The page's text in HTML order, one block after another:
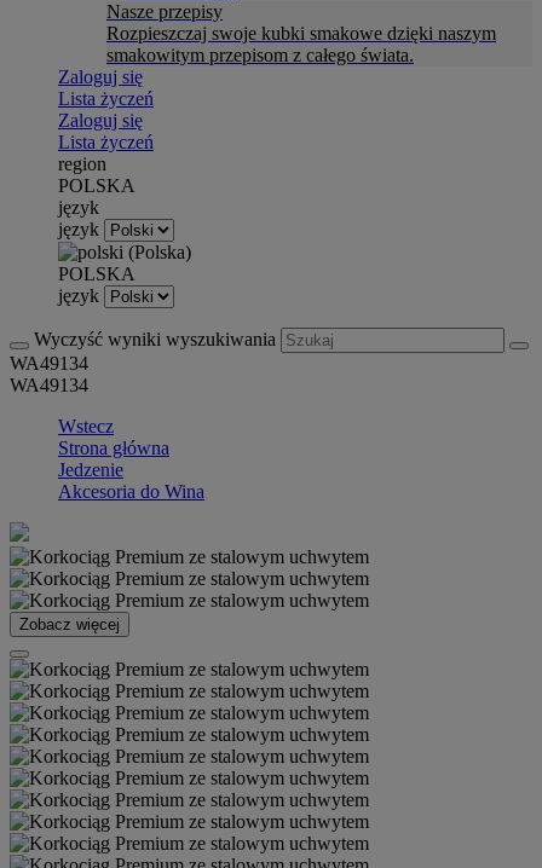
Nasze przepisy
Rozpieszczaj swoje kubki smakowe dzięki naszym
smakowitym przepisom z całego świata.
Zaloguj się
Lista życzeń
Zaloguj się
Lista życzeń
region
POLSKA
język
język
POLSKA
język
Wyczyść wyniki wyszukiwania
WA49134
WA49134
Wstecz
Strona główna
Jedzenie
Akcesoria do Wina
Zobacz więcej